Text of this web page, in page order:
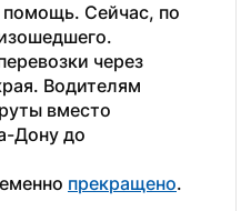
Сейчас, по
через
Водителям
вместо
Дону до
прекращено.